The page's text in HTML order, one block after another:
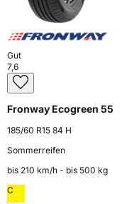
Gut
7,6
Fronway Ecogreen 55
185/60 R15 84 H
Sommerreifen
bis 210 km⁠/⁠h - bis 500 kg
C